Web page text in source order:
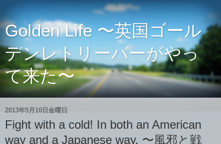
Golden Life 〜英国ゴール
デンレトリーバーがやっ
て来た〜
2013年5月10日金曜日
Fight with a cold! In both an American
way and a Japanese way. 〜風邪と戦